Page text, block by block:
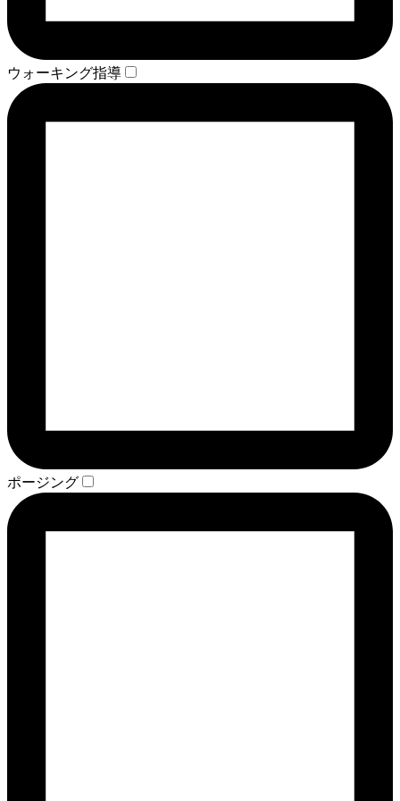
ウォーキング指導
ポージング